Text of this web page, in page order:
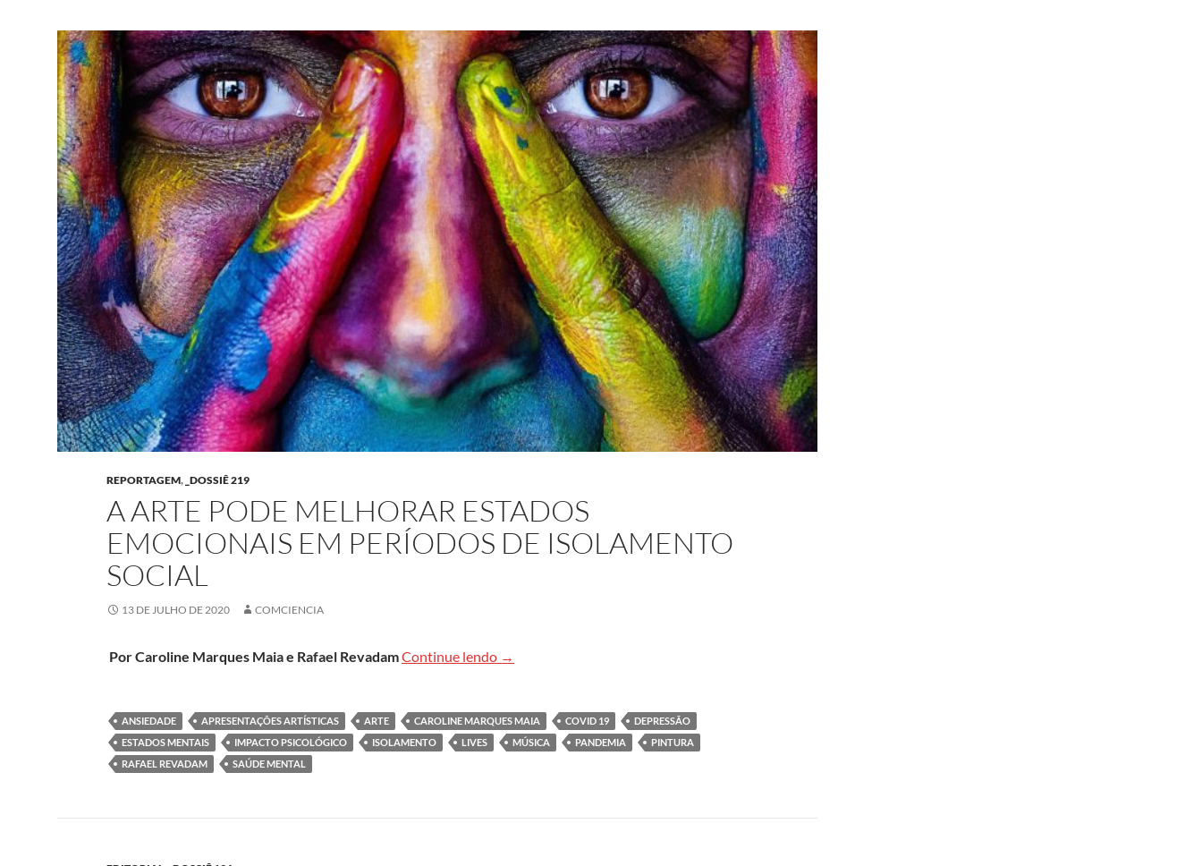
REPORTAGEM, _DOSSIÊ 219
A ARTE PODE MELHORAR ESTADOS
EMOCIONAIS EM PERÍODOS DE ISOLAMENTO
SOCIAL
13 DE JULHO DE 2020 COMCIENCIA
Por Caroline Marques Maia e Rafael RevadamContinue lendo A arte pode melhorar estados emocionais em períodos de isolamento social
→
ANSIEDADE APRESENTAÇÕES ARTÍSTICAS ARTE CAROLINE MARQUES MAIA COVID 19
DEPRESSÃO
ESTADOS MENTAIS
IMPACTO PSICOLÓGICO ISOLAMENTO LIVES MÚSICA PANDEMIA
PINTURA
RAFAEL REVADAM
SAÚDE MENTAL